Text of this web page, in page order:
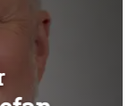
Überspringen